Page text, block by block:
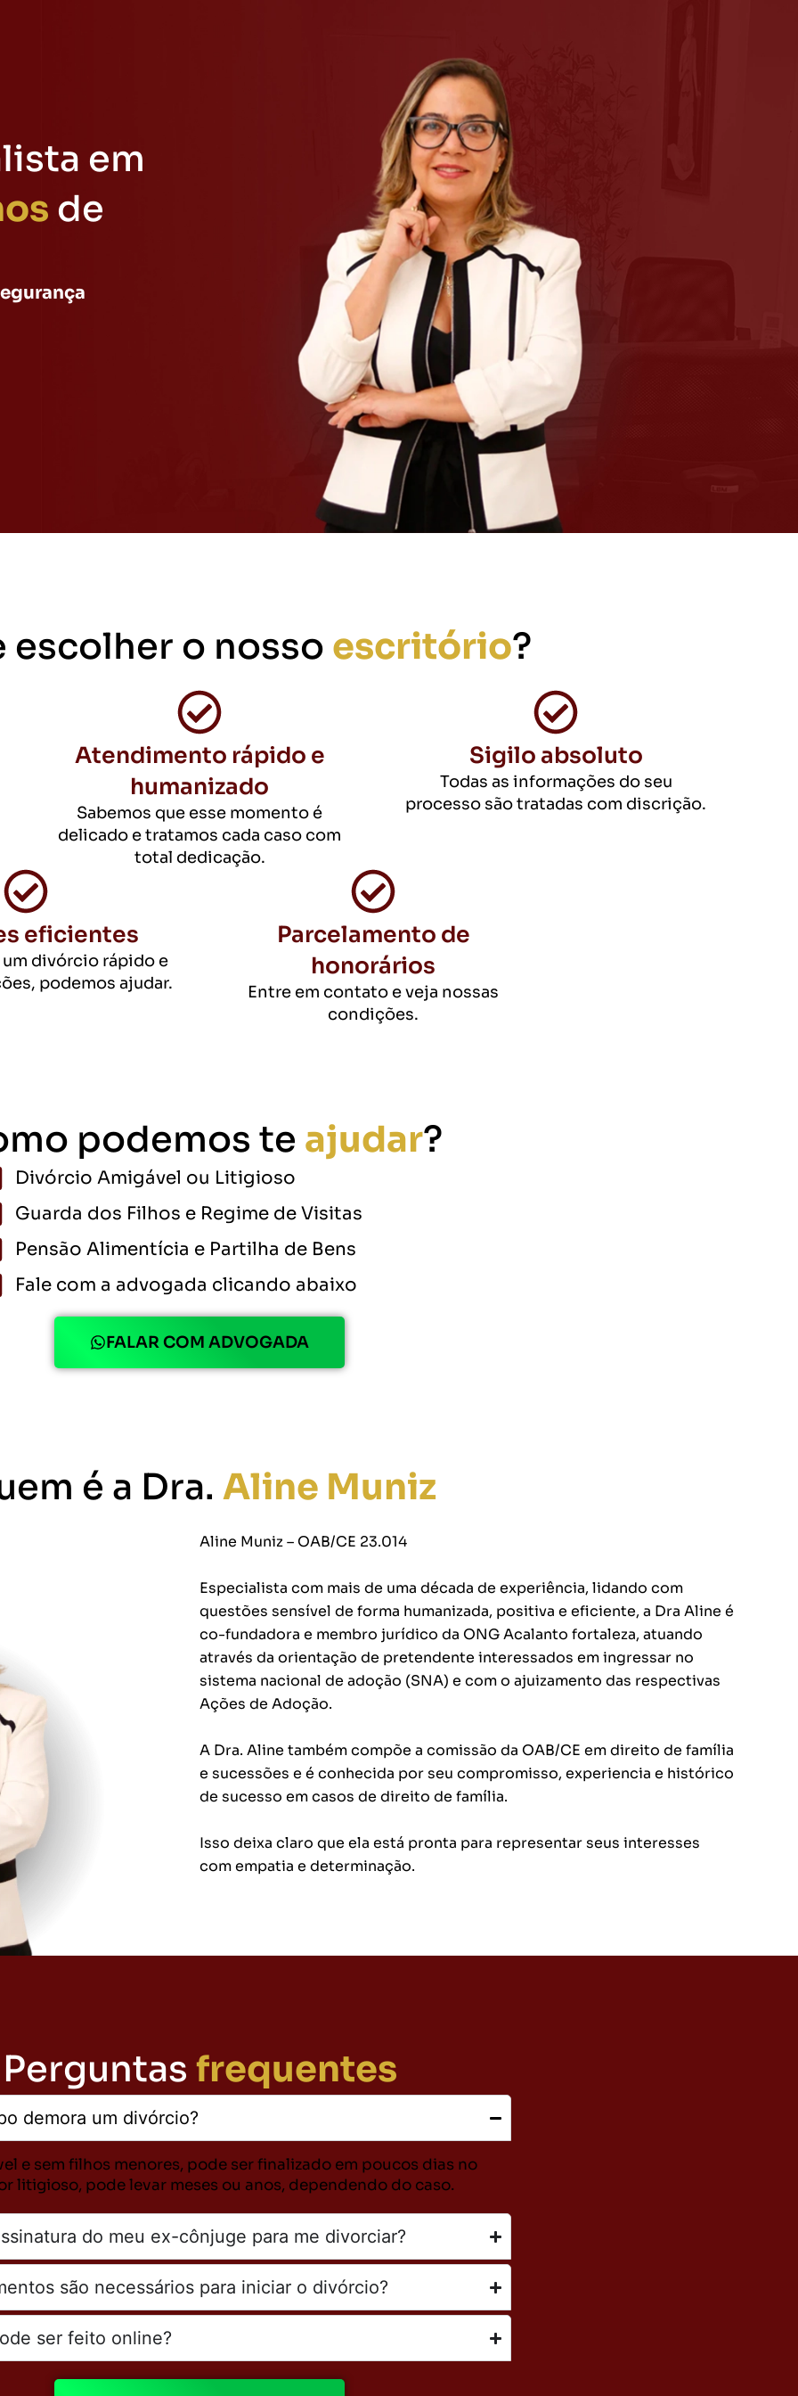
em
de
escolher o nosso escritório?
Atendimento rápido e
humanizado
Sabemos que esse momento é
delicado e tratamos cada caso com
total dedicação.
Sigilo absoluto
Todas as informações do seu
processo são tratadas com discrição.
eficientes
um divórcio rápido e
podemos ajudar.
Parcelamento de
honorários
Entre em contato e veja nossas
condições.
podemos te ajudar?
Divórcio Amigável ou Litigioso
Guarda dos Filhos e Regime de Visitas
Pensão Alimentícia e Partilha de Bens
Fale com a advogada clicando abaixo
FALAR COM ADVOGADA
é a Dra. Aline Muniz
Aline Muniz – OAB/CE 23.014
Especialista com mais de uma década de experiência, lidando com
questões sensível de forma humanizada, positiva e eficiente, a Dra Aline é
co-fundadora e membro jurídico da ONG Acalanto fortaleza, atuando
através da orientação de pretendente interessados em ingressar no
sistema nacional de adoção (SNA) e com o ajuizamento das respectivas
Ações de Adoção.
A Dra. Aline também compõe a comissão da OAB/CE em direito de família
e sucessões e é conhecida por seu compromisso, experiencia e histórico
de sucesso em casos de direito de família.
Isso deixa claro que ela está pronta para representar seus interesses
com empatia e determinação.
Perguntas frequentes
demora um divórcio?
e sem filhos menores, pode ser finalizado em poucos dias no
litigioso, pode levar meses ou anos, dependendo do caso.
do meu ex-cônjuge para me divorciar?
são necessários para iniciar o divórcio?
ser feito online?